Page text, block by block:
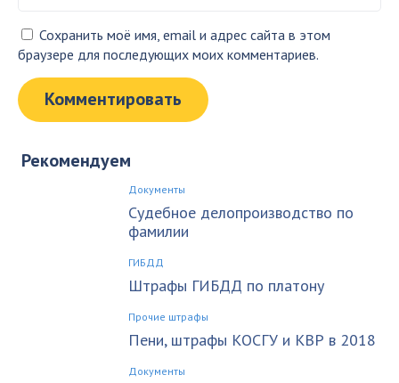
Сохранить моё имя, email и адрес сайта в этом
браузере для последующих моих комментариев.
Рекомендуем
Документы
Судебное делопроизводство по
фамилии
ГИБДД
Штрафы ГИБДД по платону
Прочие штрафы
Пени, штрафы КОСГУ и КВР в 2018
Документы